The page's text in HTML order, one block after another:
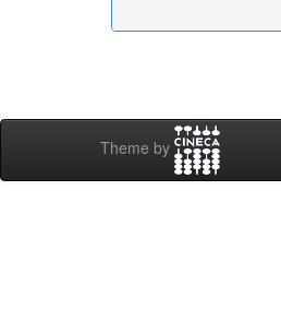
Theme by